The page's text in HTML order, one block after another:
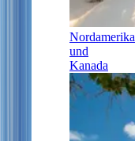
Nordamerika
und
Kanada